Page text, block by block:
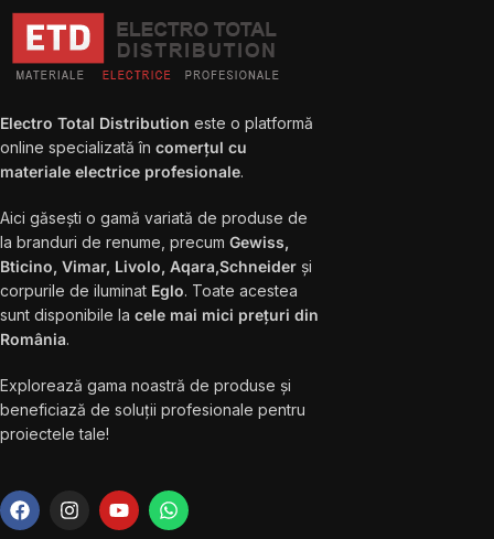
Electro Total Distribution este o platformă
online specializată în comerțul cu
materiale electrice profesionale.
Aici găsești o gamă variată de produse de
la branduri de renume, precum Gewiss,
Bticino, Vimar, Livolo, Aqara,Schneider și
corpurile de iluminat Eglo. Toate acestea
sunt disponibile la cele mai mici prețuri din
România.
Explorează gama noastră de produse și
beneficiază de soluții profesionale pentru
proiectele tale!